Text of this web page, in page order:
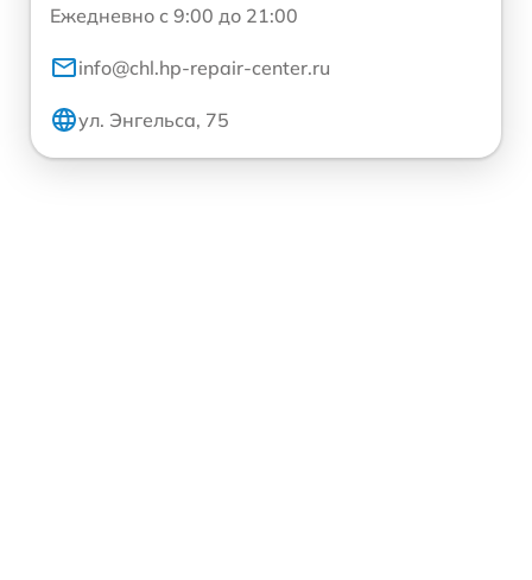
Ежедневно с 9:00 до 21:00
info@chl.hp-repair-center.ru
ул. Энгельса, 75